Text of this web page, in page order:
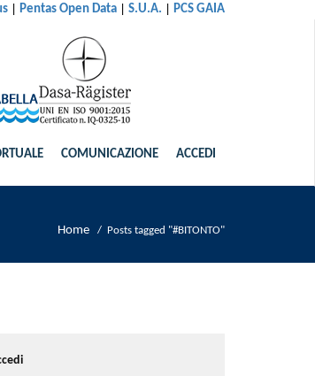
| Pentas Open Data | S.U.A. | PCS GAIA
COMUNICAZIONE ACCEDI
Home / Posts tagged "#BITONTO"